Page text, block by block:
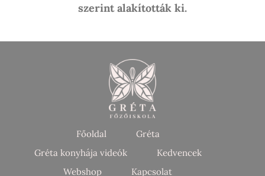
szerint alakították ki.
Főoldal
Gréta
Gréta konyhája videók
Kedvencek
Webshop
Kapcsolat